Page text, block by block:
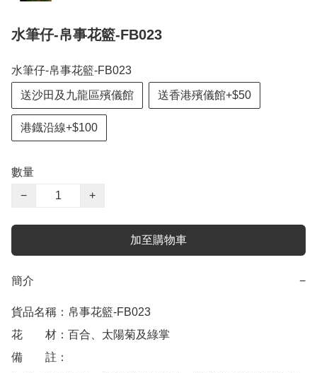
水筆仔-帛事花籃-FB023
水筆仔-帛事花籃-FB023
送沙田及九龍區殯儀館 送香港殯儀館+$50
港鐡沿線+$100
數量
−
+
加至購物車
簡介 −
貨品名稱：帛事花籃-FB023
花　　材：百合、太陽菊及綠掌
備　　註：